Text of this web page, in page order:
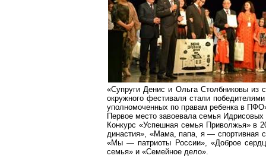
«Супруги Денис и Ольга Столбниковыиз
окружного фестиваля стали
уполномоченных по правам ребенка в
Первое место завоевала семья
Конкурс «Успешная семья Приволжья» в
династия», «Мама, папа, я — спортивная
«Мы — патриоты России», «Доброе
семья» и «Семейное дело».